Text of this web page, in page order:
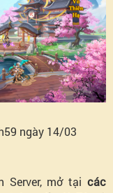
ngày 14/03
Server, mở tại các